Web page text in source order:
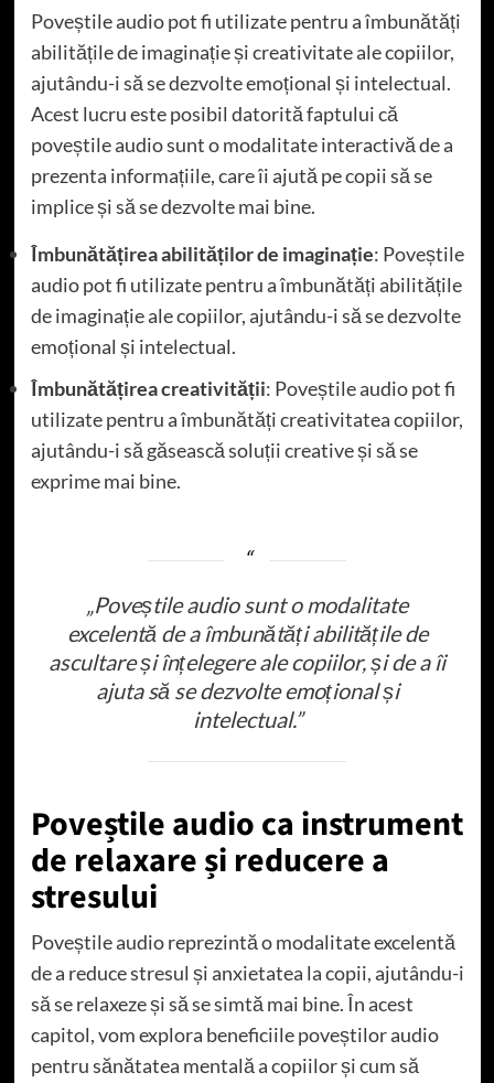
Poveștile audio pot fi utilizate pentru a îmbunătăți
abilitățile de imaginație și creativitate ale copiilor,
ajutându-i să se dezvolte emoțional și intelectual.
Acest lucru este posibil datorită faptului că
poveștile audio sunt o modalitate interactivă de a
prezenta informațiile, care îi ajută pe copii să se
implice și să se dezvolte mai bine.
Îmbunătățirea abilităților de imaginație: Poveștile
audio pot fi utilizate pentru a îmbunătăți abilitățile
de imaginație ale copiilor, ajutându-i să se dezvolte
emoțional și intelectual.
Îmbunătățirea creativității: Poveștile audio pot fi
utilizate pentru a îmbunătăți creativitatea copiilor,
ajutându-i să găsească soluții creative și să se
exprime mai bine.
„Poveștile audio sunt o modalitate
excelentă de a îmbunătăți abilitățile de
ascultare și înțelegere ale copiilor, și de a îi
ajuta să se dezvolte emoțional și
intelectual.”
Poveștile audio ca instrument
de relaxare și reducere a
stresului
Poveștile audio reprezintă o modalitate excelentă
de a reduce stresul și anxietatea la copii, ajutându-i
să se relaxeze și să se simtă mai bine. În acest
capitol, vom explora beneficiile poveștilor audio
pentru sănătatea mentală a copiilor și cum să